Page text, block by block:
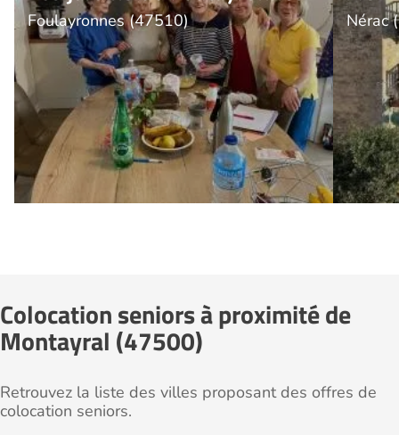
Foulayronnes (47510) Nérac
Colocation seniors à proximité de
Montayral (47500)
Retrouvez la liste des villes proposant des offres de
colocation seniors.